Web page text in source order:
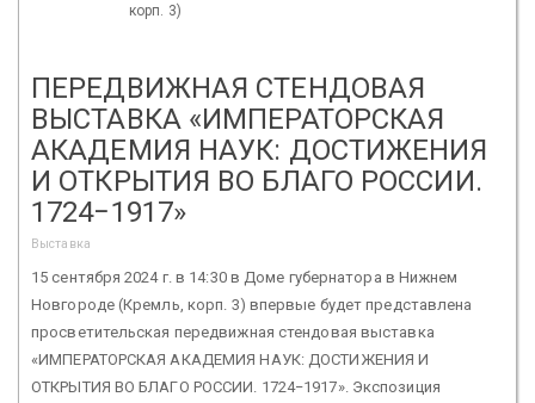
корп. 3)
ПЕРЕДВИЖНАЯ СТЕНДОВАЯ
ВЫСТАВКА «ИМПЕРАТОРСКАЯ
АКАДЕМИЯ НАУК: ДОСТИЖЕНИЯ
И ОТКРЫТИЯ ВО БЛАГО РОССИИ.
1724−1917»
Выставка
15 сентября 2024 г. в 14:30 в Доме губернатора в Нижнем
Новгороде (Кремль, корп. 3) впервые будет представлена
просветительская передвижная стендовая выставка
«ИМПЕРАТОРСКАЯ АКАДЕМИЯ НАУК: ДОСТИЖЕНИЯ И
ОТКРЫТИЯ ВО БЛАГО РОССИИ. 1724−1917». Экспозиция